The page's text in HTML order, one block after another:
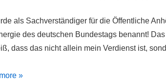
als Sachverständiger für die Öffentliche
des deutschen Bundestags benannt!
dass das nicht allein mein Verdienst ist,
»